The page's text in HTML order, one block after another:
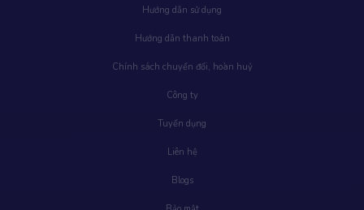
Hướng dẫn sử dụng
Hướng dẫn thanh toán
Chính sách chuyển đổi, hoàn huỷ
Công ty
Tuyển dụng
Liên hệ
Blogs